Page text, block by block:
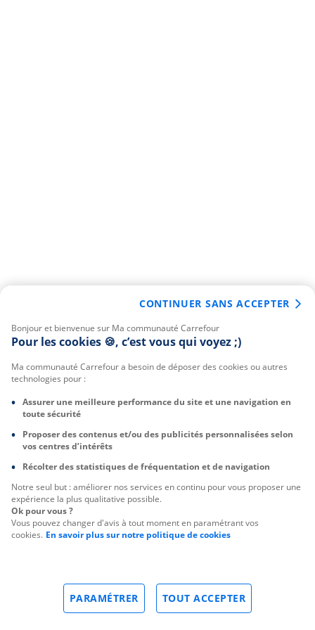
Bonjour et bienvenue sur Ma communauté Carrefour
Pour les cookies 🍪, c’est vous qui voyez ;)
Ma communauté Carrefour a besoin de déposer des cookies ou autres
technologies pour :
Assurer une meilleure performance du site et une navigation en
toute sécurité
Proposer des contenus et/ou des publicités personnalisées selon
vos centres d’intérêts
Récolter des statistiques de fréquentation et de navigation
Notre seul but : améliorer nos services en continu pour vous proposer une
expérience la plus qualitative possible.
Ok pour vous ?
Vous pouvez changer d'avis à tout moment en paramétrant vos
cookies. En savoir plus sur notre politique de cookies
TOUT ACCEPTER
PARAMÉTRER
CONTINUER SANS ACCEPTER